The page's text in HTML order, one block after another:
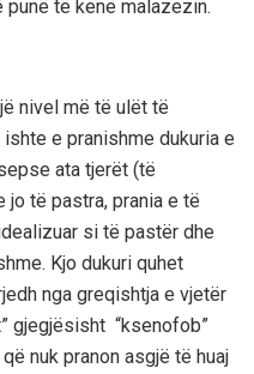
të kenë malazezin.
nivel më të ulët të
ishte e pranishme dukuria e
ata tjerët (të
jo të pastra, prania e të
si të pastër dhe
. Kjo dukuri quhet
nga greqishtja e vjetër
gjegjësisht “ksenofob”
që nuk pranon asgjë të huaj